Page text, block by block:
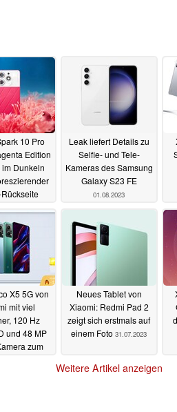
10 Pro
Edition
Dunkeln
Leak liefert Details zu
Selfie- und Tele-
Kameras des Samsung
Galaxy S23 FE
01.08.2023
X5 5G von
mit viel
120 Hz
und 48 MP
zum
Neues Tablet von
Xiaomi: Redmi Pad 2
zeigt sich erstmals auf
einem Foto 31.07.2023
Weitere Artikel anzeigen